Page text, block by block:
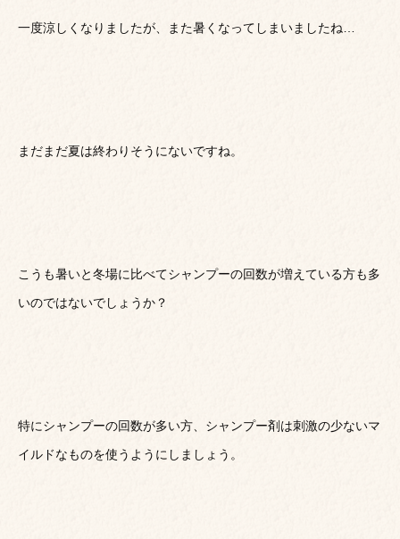
一度涼しくなりましたが、また暑くなってしまいましたね…
まだまだ夏は終わりそうにないですね。
こうも暑いと冬場に比べてシャンプーの回数が増えている方も多
いのではないでしょうか？
特にシャンプーの回数が多い方、シャンプー剤は刺激の少ないマ
イルドなものを使うようにしましょう。